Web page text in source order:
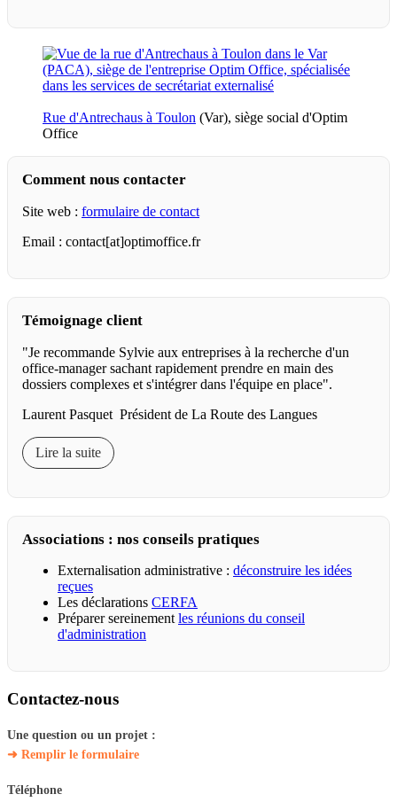
Rue d'Antrechaus à Toulon (Var), siège social d'Optim
Office
Comment nous contacter
Site web : formulaire de contact
Email : contact[at]optimoffice.fr
Témoignage client
"Je recommande Sylvie aux entreprises à la recherche d'un
office-manager sachant rapidement prendre en main des
dossiers complexes et s'intégrer dans l'équipe en place".
Laurent Pasquet Président de La Route des Langues
Lire la suite
Associations : nos conseils pratiques
Externalisation administrative : déconstruire les idées
reçues
Les déclarations CERFA
Préparer sereinementles réunions du conseil
d'administration
Contactez-nous
Une question ou un projet :
➜ Remplir le formulaire
Téléphone